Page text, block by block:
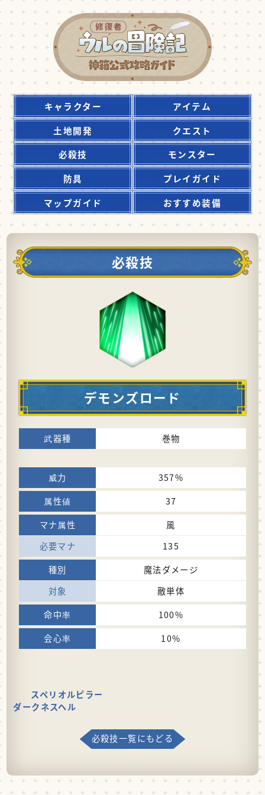
キャラクター
アイテム
土地開発
クエスト
必殺技
モンスター
防具
プレイガイド
マップガイド
おすすめ装備
必殺技
デモンズロード
巻物
357%
37
風
135
魔法ダメージ
敵単体
100%
10%
スペリオルピラー
ダークネスヘル
必殺技一覧にもどる